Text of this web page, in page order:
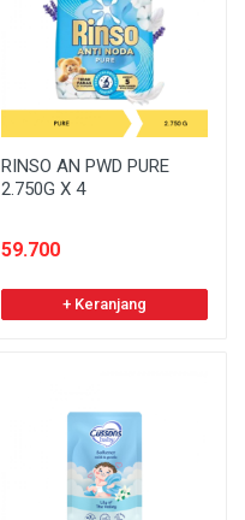
RINSO AN PWD PURE
2.750G X 4
59.700
+ Keranjang